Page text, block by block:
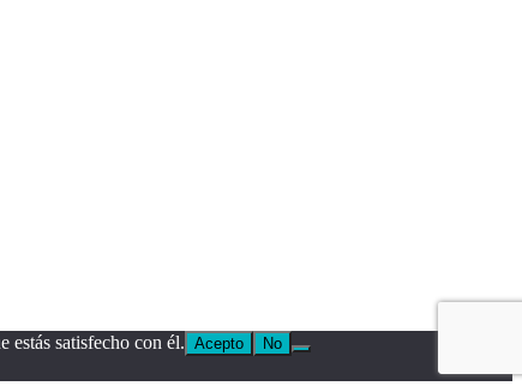
estás satisfecho con él. Acepto No